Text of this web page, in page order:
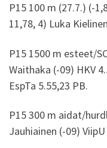
P15 100 m (27.7.) (-
11,78, 4) Luka
P15 1500 m esteet/
Waithaka (-09) HKV
EspTa 5.55,23 PB.
P15 300 m aidat/
Jauhiainen (-09) ViipU